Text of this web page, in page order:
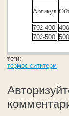
Артикул
702-400 400
702-500 500
теги:
термос сититерм